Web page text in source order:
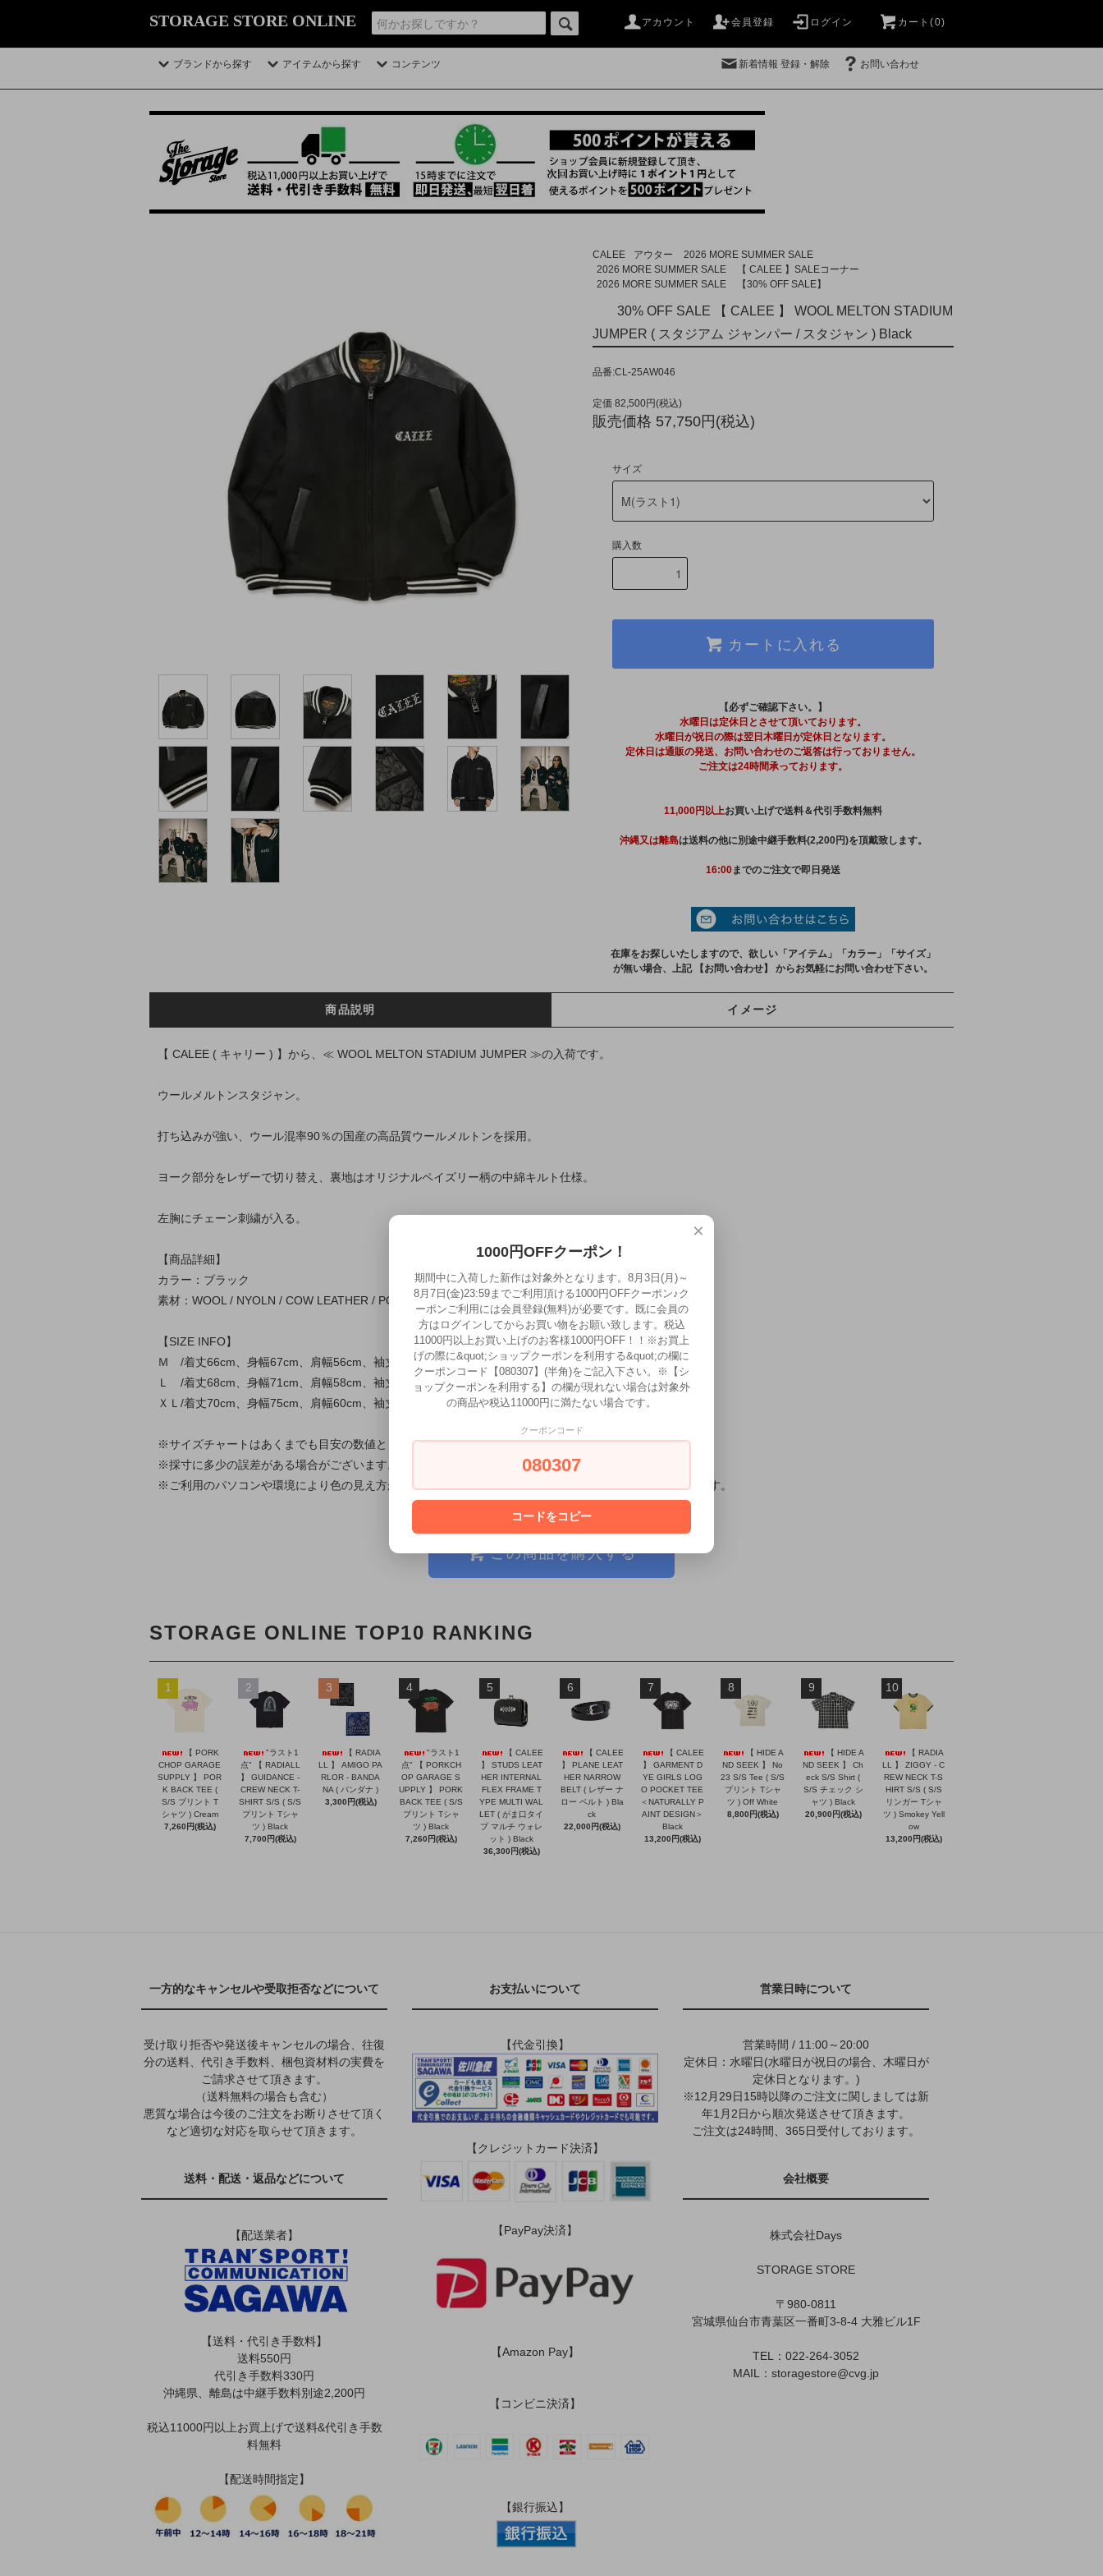
STORAGE STORE ONLINE アカウント 会員登録 ログイン カート(0)
ブランドから探す アイテムから探す コンテンツ 新着情報 登録・解除 お問い合わせ
CALEE アウター
2026 MORE SUMMER SALE
2026 MORE SUMMER SALE
【 CALEE 】SALEコーナー
2026 MORE SUMMER SALE
【30% OFF SALE】
30% OFF SALE 【 CALEE 】 WOOL MELTON STADIUM
JUMPER ( スタジアム ジャンパー / スタジャン ) Black
品番:CL-25AW046
定価 82,500円(税込)
販売価格 57,750円(税込)
サイズ
購入数
カートに入れる
【必ずご確認下さい。】
水曜日は定休日とさせて頂いております。
水曜日が祝日の際は翌日木曜日が定休日となります。
定休日は通販の発送、お問い合わせのご返答は行っておりません。
ご注文は24時間承っております。
11,000円以上お買い上げで送料＆代引手数料無料
沖縄又は離島は送料の他に別途中継手数料(2,200円)を頂戴致します。
16:00までのご注文で即日発送
在庫をお探しいたしますので、欲しい「アイテム」「カラー」「サイズ」
が無い場合、上記 【お問い合わせ】 からお気軽にお問い合わせ下さい。
商品説明 イメージ
【 CALEE ( キャリー ) 】から、≪ WOOL MELTON STADIUM JUMPER ≫の入荷です。
ウールメルトンスタジャン。
打ち込みが強い、ウール混率90％の国産の高品質ウールメルトンを採用。
ヨーク部分をレザーで切り替え、裏地はオリジナルペイズリー柄の中綿キルト仕様。
左胸にチェーン刺繍が入る。
【商品詳細】
カラー：ブラック
素材：WOOL / NYOLN / COW LEATHER / POLYESTER / CUPRO
【SIZE INFO】
Ｍ /着丈66cm、身幅67cm、肩幅56cm、袖丈62cm
Ｌ /着丈68cm、身幅71cm、肩幅58cm、袖丈63cm
ＸＬ/着丈70cm、身幅75cm、肩幅60cm、袖丈64cm
※サイズチャートはあくまでも目安の数値としてご確認ください。
※採寸に多少の誤差がある場合がございます。御了承ください。
※ご利用のパソコンや環境により色の見え方が違ったり、実際の色味が多少異なって見える場合がございます。
この商品を購入する
STORAGE ONLINE TOP10 RANKING
1
【 PORK
CHOP GARAGE
SUPPLY 】 POR
K BACK TEE (
S/S プリント T
シャツ ) Cream
7,260円(税込)
2
"ラスト1
点" 【 RADIALL
】 GUIDANCE -
CREW NECK T-
SHIRT S/S ( S/S
プリント Tシャ
ツ ) Black
7,700円(税込)
3
【 RADIA
LL 】 AMIGO PA
RLOR - BANDA
NA ( バンダナ )
3,300円(税込)
4
"ラスト1
点" 【 PORKCH
OP GARAGE S
UPPLY 】 PORK
BACK TEE ( S/S
プリント Tシャ
ツ ) Black
7,260円(税込)
5
【 CALEE
】 STUDS LEAT
HER INTERNAL
FLEX FRAME T
YPE MULTI WAL
LET ( がま口タイ
プ マルチ ウォレ
ット ) Black
36,300円(税込)
6
【 CALEE
】 PLANE LEAT
HER NARROW
BELT ( レザー ナ
ロー ベルト ) Bla
ck
22,000円(税込)
7
【 CALEE
】 GARMENT D
YE GIRLS LOG
O POCKET TEE
＜NATURALLY P
AINT DESIGN＞
Black
13,200円(税込)
8
【 HIDE A
ND SEEK 】 No
23 S/S Tee ( S/S
プリント Tシャ
ツ ) Off White
8,800円(税込)
9
【 HIDE A
ND SEEK 】 Ch
eck S/S Shirt (
S/S チェック シ
ャツ ) Black
20,900円(税込)
10
【 RADIA
LL 】 ZIGGY - C
REW NECK T-S
HIRT S/S ( S/S
リンガー Tシャ
ツ ) Smokey Yell
ow
13,200円(税込)
一方的なキャンセルや受取拒否などについて
受け取り拒否や発送後キャンセルの場合、往復
分の送料、代引き手数料、梱包資材料の実費を
ご請求させて頂きます。
（送料無料の場合も含む）
悪質な場合は今後のご注文をお断りさせて頂く
など適切な対応を取らせて頂きます。
送料・配送・返品などについて
【配送業者】
【送料・代引き手数料】
送料550円
代引き手数料330円
沖縄県、離島は中継手数料別途2,200円
税込11000円以上お買上げで送料&代引き手数
料無料
【配送時間指定】
お支払いについて
【代金引換】
【クレジットカード決済】
【PayPay決済】
【Amazon Pay】
【コンビニ決済】
【銀行振込】
営業日時について
営業時間 / 11:00～20:00
定休日：水曜日(水曜日が祝日の場合、木曜日が
定休日となります。)
※12月29日15時以降のご注文に関しましては新
年1月2日から順次発送させて頂きます。
ご注文は24時間、365日受付しております。
会社概要
株式会社Days
STORAGE STORE
〒980-0811
宮城県仙台市青葉区一番町3-8-4 大雅ビル1F
TEL：022-264-3052
MAIL： storagestore@cvg.jp
×
1000円OFFクーポン！
期間中に入荷した新作は対象外となります。8月3日(月)～
8月7日(金)23:59までご利用頂ける1000円OFFクーポン♪ク
ーポンご利用には会員登録(無料)が必要です。既に会員の
方はログインしてからお買い物をお願い致します。税込
11000円以上お買い上げのお客様1000円OFF！！※お買上
げの際に&quot;ショップクーポンを利用する&quot;の欄に
クーポンコード【080307】(半角)をご記入下さい。※【シ
ョップクーポンを利用する】の欄が現れない場合は対象外
の商品や税込11000円に満たない場合です。
クーポンコード
080307
コードをコピー